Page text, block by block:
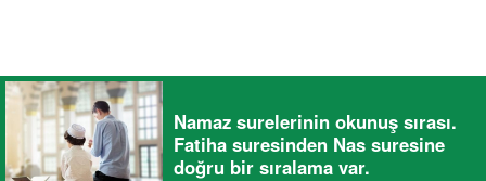
Namaz surelerinin okunuş sırası.
Fatiha suresinden Nas suresine
doğru bir sıralama var.